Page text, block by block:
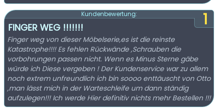
1
Kundenbewertung:
FINGER WEG !!!!!!!
Finger weg von dieser Möbelserie,es ist die reinste
Katastrophe!!!! Es fehlen Rückwände ,Schrauben die
vorbohrungen passen nicht. Wenn es Minus Sterne gäbe
würde ich Diese vergeben ! Der Kundenservice war zu allem
noch extrem unfreundlich ich bin soooo enttäuscht von Otto
,man lässt mich in der Warteschleife um dann ständig
aufzulegen!!! Ich werde Hier definitiv nichts mehr Bestellen !!!